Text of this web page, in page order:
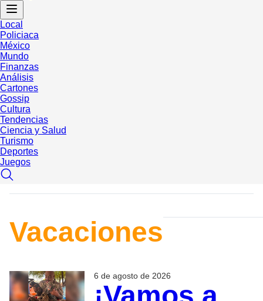
Local
Policiaca
México
Mundo
Finanzas
Análisis
Cartones
Gossip
Cultura
Tendencias
Ciencia y Salud
Turismo
Deportes
Juegos
Vacaciones
6 de agosto de 2026